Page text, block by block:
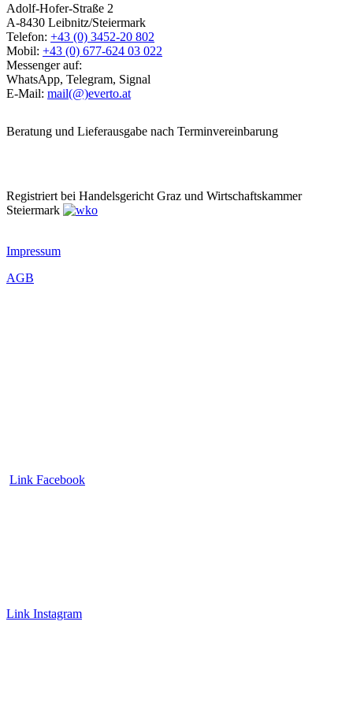
Adolf-Hofer-Straße 2
A-8430 Leibnitz/Steiermark
Telefon: +43 (0) 3452-20 802
Mobil: +43 (0) 677-624 03 022
Messenger auf:
WhatsApp, Telegram, Signal
E-Mail: mail(@)everto.at
Beratung und Lieferausgabe nach Terminvereinbarung
Registriert bei Handelsgericht Graz und Wirtschaftskammer
Steiermark
Impressum
AGB
Link Facebook
Link Instagram